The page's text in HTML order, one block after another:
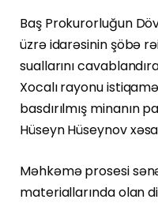
Baş Prokurorluğun
üzrə idarəsinin şöbə
suallarını
Xocalı rayonu
basdırılmış minanın
Hüseyn Hüseynov
Məhkəmə prosesi
materiallarında olan